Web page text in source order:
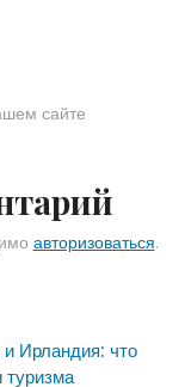
сайте
авторизоваться.
Ирландия: что